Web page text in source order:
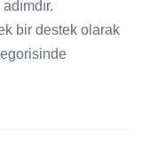
bir destek olarak